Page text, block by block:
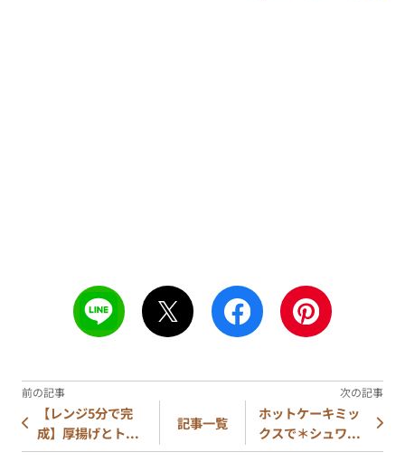
【レンジ5分で完
成】厚揚げとト...
記事一覧
ホットケーキミッ
クスで＊シュワ...